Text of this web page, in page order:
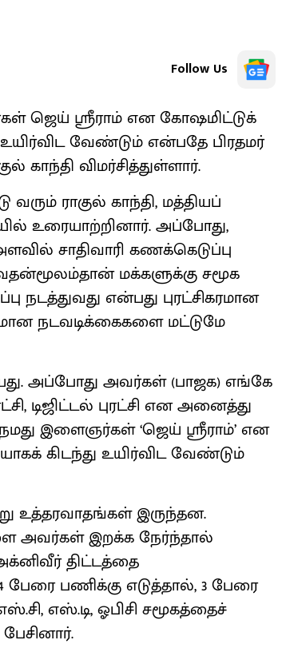
Follow Us
ஜெய் ஸ்ரீராம் என கோஷமிட்டுக்
வேண்டும் என்பதே பிரதமர்
காந்தி விமர்சித்துள்ளார்.
ராகுல் காந்தி, மத்தியப்
உரையாற்றினார். அப்போது,
சாதிவாரி கணக்கெடுப்பு
மக்களுக்கு சமூக
நடத்துவது என்பது புரட்சிகரமான
நடவடிக்கைகளை மட்டுமே
அப்போது அவர்கள் (பாஜக) எங்கே
டிஜிட்டல் புரட்சி என அனைத்து
இளைஞர்கள் ‘ஜெய் ஸ்ரீராம்’ என
கிடந்து உயிர்விட வேண்டும்
உத்தரவாதங்கள் இருந்தன.
அவர்கள் இறக்க நேர்ந்தால்
திட்டத்தை
பேரை பணிக்கு எடுத்தால், 3 பேரை
எஸ்.டி, ஓபிசி சமூகத்தைச்